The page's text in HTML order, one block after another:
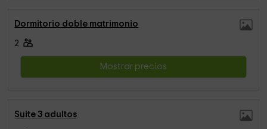
Dormitorio doble matrimonio
2
Mostrar precios
Suite 3 adultos